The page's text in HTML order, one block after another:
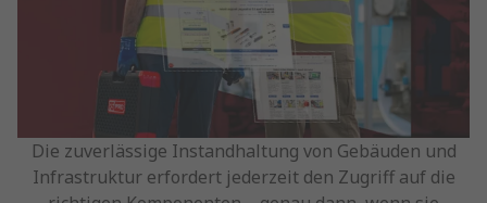
Die zuverlässige Instandhaltung von Gebäuden und
Infrastruktur erfordert jederzeit den Zugriff auf die